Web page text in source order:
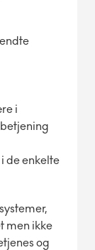
i
de enkelte
men ikke
og